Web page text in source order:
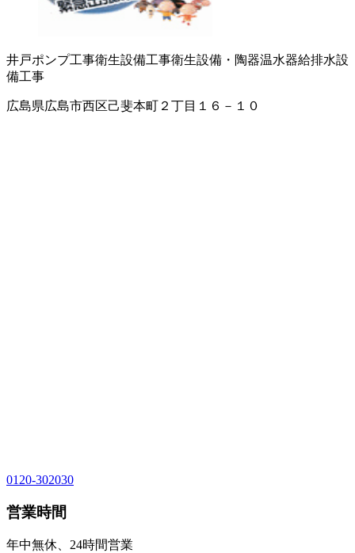
井戸ポンプ工事衛生設備工事衛生設備・陶器温水器給排水設
備工事
広島県広島市西区己斐本町２丁目１６－１０
0120-302030
営業時間
年中無休、24時間営業